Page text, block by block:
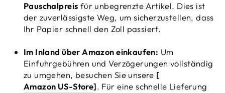
Pauschalpreis für unbegrenzte Artikel. Dies ist
der zuverlässigste Weg, um sicherzustellen, dass
Ihr Papier schnell den Zoll passiert.
Im Inland über Amazon einkaufen: Um
Einfuhrgebühren und Verzögerungen vollständig
zu umgehen, besuchen Sie unsere [
Amazon US-Store]. Für eine schnelle Lieferung